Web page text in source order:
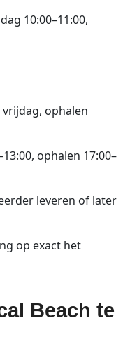
10:00–11:00,
ophalen
ophalen 17:00–
leveren of later
op exact het
Beach te